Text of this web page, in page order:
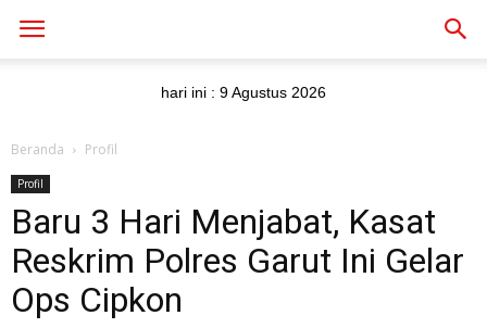
hari ini : 9 Agustus 2026
Beranda Profil
Profil
Baru 3 Hari Menjabat, Kasat
Reskrim Polres Garut Ini Gelar
Ops Cipkon